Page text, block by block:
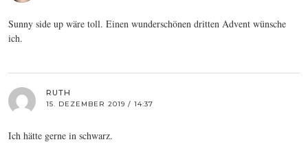
Sunny side up wäre toll. Einen wunderschönen dritten Advent wünsche
ich.
RUTH
15. DEZEMBER 2019 / 14:37
Ich hätte gerne in schwarz.